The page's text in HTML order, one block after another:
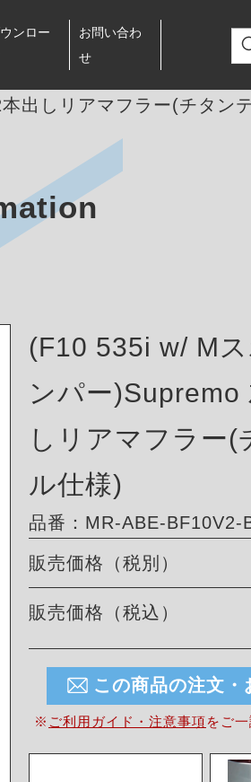
ンロー
お問い合わ
せ
出しリアマフラー(チタン
(F10 535i w/ M
ンパー)Supremo
しリアマフラー(
ル仕様)
品番：MR-ABE-BF10V2-
販売価格（税別）
販売価格（税込）
この商品の注文・
※ ご利用ガイド・注意事項を ご